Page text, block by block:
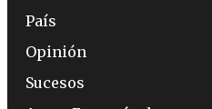
País
Opinión
Sucesos